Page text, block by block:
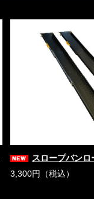
スロープバンロ
3,300円（税込）